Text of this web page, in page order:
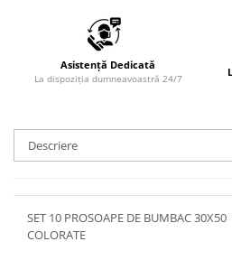
Asistență Dedicată
La dispoziția dumneavoastră 24/7
Descriere
SET 10 PROSOAPE DE BUMBAC
COLORATE